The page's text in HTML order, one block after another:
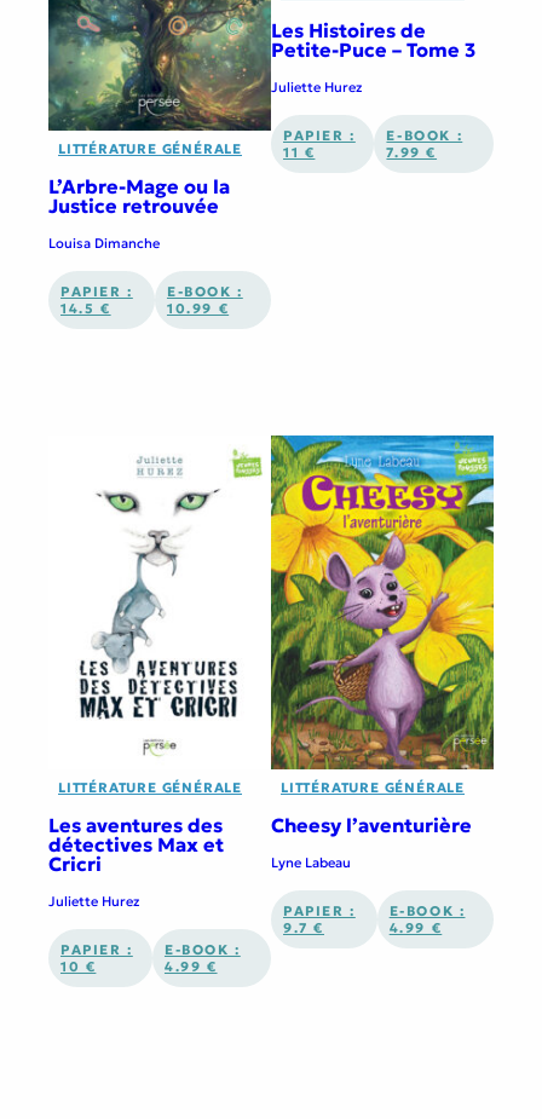
LITTÉRATURE GÉNÉRALE
L’Arbre-Mage ou la
Justice retrouvée
Louisa Dimanche
PAPIER :
14.5 €
E-BOOK :
10.99 €
Les Histoires de
Petite-Puce – Tome 3
Juliette Hurez
PAPIER :
11 €
E-BOOK :
7.99 €
LITTÉRATURE GÉNÉRALE
Les aventures des
détectives Max et
Cricri
Juliette Hurez
PAPIER :
10 €
E-BOOK :
4.99 €
LITTÉRATURE GÉNÉRALE
Cheesy l’aventurière
Lyne Labeau
PAPIER :
9.7 €
E-BOOK :
4.99 €